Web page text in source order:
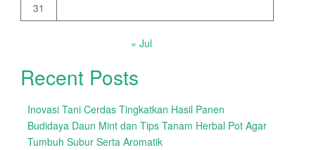
31
« Jul
Recent Posts
Inovasi Tani Cerdas Tingkatkan Hasil Panen
Budidaya Daun Mint dan Tips Tanam Herbal Pot Agar
Tumbuh Subur Serta Aromatik